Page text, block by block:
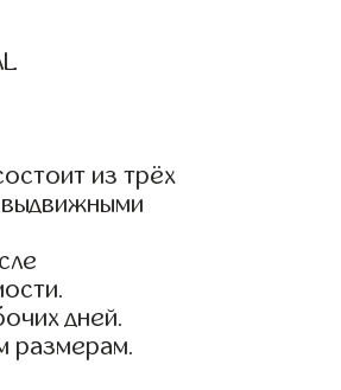
из трёх
дней.
размерам.